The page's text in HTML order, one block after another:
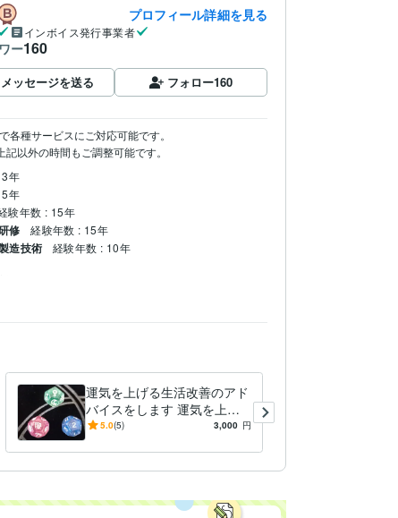
プロフィール詳細を見る
インボイス発行事業者
ー160
メッセージを送る フォロー160
種サービスにご対応可能です。
以外の時間もご調整可能です。
年
年
験年数 : 15年
修 経験年数 : 15年
造技術 経験年数 : 10年
運気を上げる生活改善のアド
バイスをします 運気を上げ
るために必要な意識・行動を
5.0(5) 3,000 円